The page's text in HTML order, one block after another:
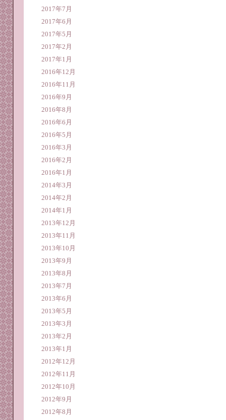
2017年7月
2017年6月
2017年5月
2017年2月
2017年1月
2016年12月
2016年11月
2016年9月
2016年8月
2016年6月
2016年5月
2016年3月
2016年2月
2016年1月
2014年3月
2014年2月
2014年1月
2013年12月
2013年11月
2013年10月
2013年9月
2013年8月
2013年7月
2013年6月
2013年5月
2013年3月
2013年2月
2013年1月
2012年12月
2012年11月
2012年10月
2012年9月
2012年8月